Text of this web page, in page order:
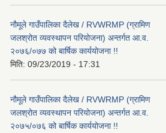
नौमूले गाउँपालिका दैलेख / RVWRMP (ग्रामिण
जलश्रोत व्यवस्थापन परियोजना) अन्तर्गत आ.व.
२०७६/०७७ को बार्षिक कार्ययोजना !!
मिति: 09/23/2019 - 17:31
नौमूले गाउँपालिका दैलेख / RVWRMP (ग्रामिण
जलश्रोत व्यवस्थापन परियोजना) अन्तर्गत आ.व.
२०७५/०७६ को बार्षिक कार्ययोजना !!